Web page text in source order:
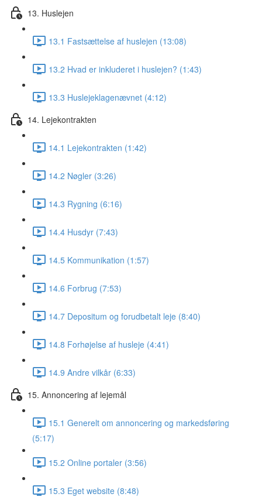
13. Huslejen
13.1 Fastsættelse af huslejen (13:08)
13.2 Hvad er inkluderet i huslejen? (1:43)
13.3 Huslejeklagenævnet (4:12)
14. Lejekontrakten
14.1 Lejekontrakten (1:42)
14.2 Nøgler (3:26)
14.3 Rygning (6:16)
14.4 Husdyr (7:43)
14.5 Kommunikation (1:57)
14.6 Forbrug (7:53)
14.7 Depositum og forudbetalt leje (8:40)
14.8 Forhøjelse af husleje (4:41)
14.9 Andre vilkår (6:33)
15. Annoncering af lejemål
15.1 Generelt om annoncering og markedsføring
(5:17)
15.2 Online portaler (3:56)
15.3 Eget website (8:48)